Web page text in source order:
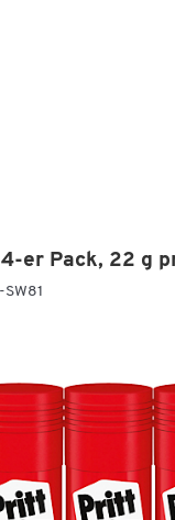
er Pack, 22 g